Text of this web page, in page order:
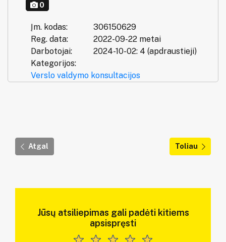
0
Įm. kodas:
306150629
Reg. data:
2022-09-22 metai
Darbotojai:
2024-10-02: 4 (apdraustieji)
Kategorijos:
Verslo valdymo konsultacijos
Atgal Toliau
Jūsų atsiliepimas gali padėti kitiems
apsispręsti